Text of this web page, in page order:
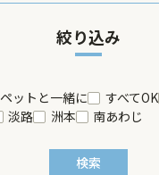
絞り込み
ペットと一緒に すべてOK
淡路 洲本 南あわじ